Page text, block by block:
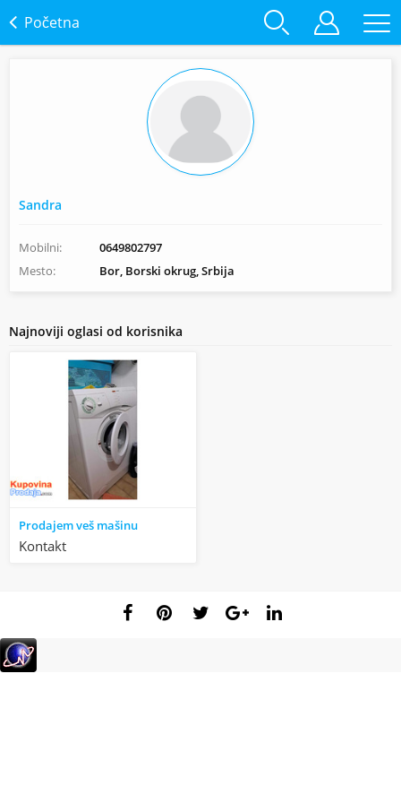
Početna
Sandra
Mobilni:
0649802797
Mesto:
Bor, Borski okrug, Srbija
Najnoviji oglasi od korisnika
Prodajem veš mašinu
Kontakt